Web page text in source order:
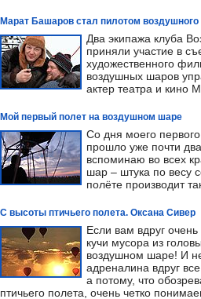
Марат Башаров стал пилотом
Два экипажа клуба
приняли участие в
художественного
воздушных шаров
актер театра и кино
Мой первый полет на воздушном шаре
Со дня моего
прошло уже почти
вспоминаю во всех
шар – штука по весу
полёте производит
С высоты птичьего полета. Оксана Сивер
Если вам вдруг
кучи мусора из
воздушном шаре! И
адреналина вдруг
а потому, что
птичьего полета, очень четко